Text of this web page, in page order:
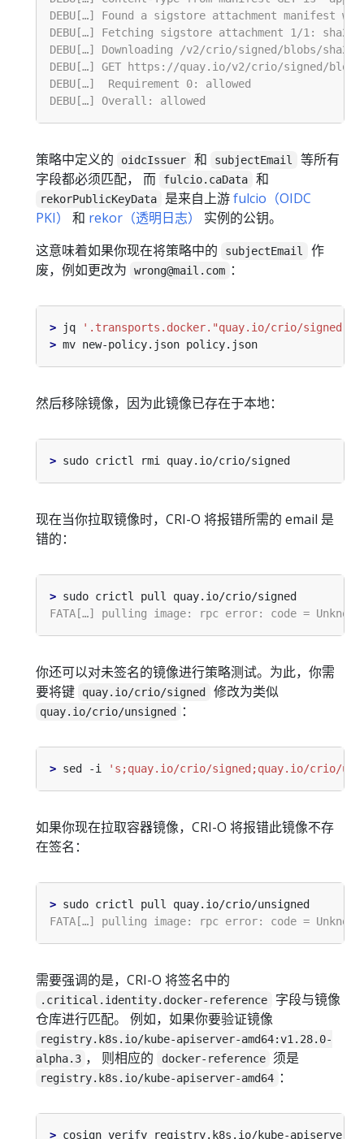
策略中定义的 oidcIssuer 和 subjectEmail
等所有
字段都必须匹配， 而
fulcio.caData 和
rekorPublicKeyData 是来自上游fulcio（OIDC
PKI）
和 rekor（透明日志）
实例的公钥。
这意味着如果你现在将策略中的
subjectEmail
作
废，例如更改为
wrong@mail.com ：
> jq
'.transports.docker."quay.io/crio/
>
然后移除镜像，因为此镜像已存在于本地：
>
现在当你拉取镜像时，CRI-O 将报错所需的 email 是
错的：
>
你还可以对未签名的镜像进行策略测试。为此，你需
要将键
quay.io/crio/signed 修改为类似
quay.io/crio/unsigned ：
> sed -i 's;quay.io/crio/signed;quay.io/crio/
如果你现在拉取容器镜像，CRI-O 将报错此镜像不存
在签名：
>
需要强调的是，CRI-O 将签名中的
.critical.identity.docker-reference
字段与镜像
仓库进行匹配。 例如，如果你要验证镜像
registry.k8s.io/kube-apiserver-amd64:v1.28.0-
alpha.3 ， 则相应的 docker-reference 须是
registry.k8s.io/kube-apiserver-amd64 ：
> cosign verify registry.k8s.io/kube-apiserver-